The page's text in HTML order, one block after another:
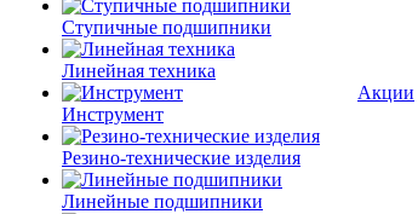
Ступичные подшипники
Линейная техника
Инструмент
Резино-технические изделия
Линейные подшипники
Акции